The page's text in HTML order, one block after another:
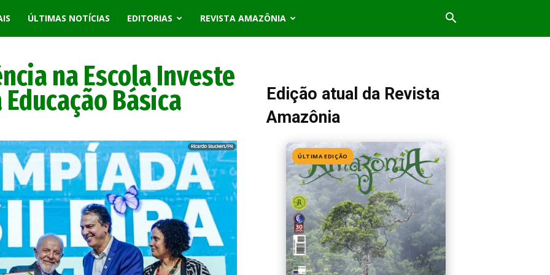
ÚLTIMAS NOTÍCIAS EDITORIAS REVISTA AMAZÔNIA
na Escola Investe
Básica
Edição atual da Revista
Amazônia
ÚLTIMA EDIÇÃO